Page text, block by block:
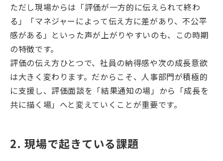
ただし現場からは「評価が一方的に伝えられて終わ
る」「マネジャーによって伝え方に差があり、不公平
感がある」といった声が上がりやすいのも、この時期
の特徴です。
評価の伝え方ひとつで、社員の納得感や次の成長意欲
は大きく変わります。だからこそ、人事部門が積極的
に支援し、評価面談を「結果通知の場」から「成長を
共に描く場」へと変えていくことが重要です。
2. 現場で起きている課題